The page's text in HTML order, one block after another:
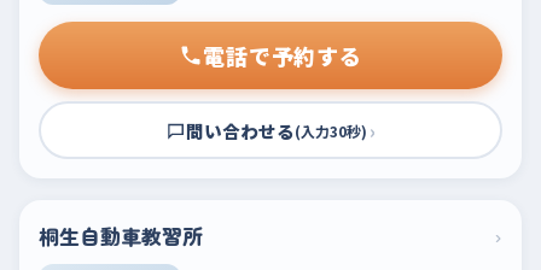
電話で予約する
問い合わせる(入力30秒) ›
桐生自動車教習所 ›